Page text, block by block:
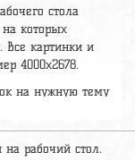
стола
которых
Все картинки и
4000x2678.
на нужную тему
картинок, фото
телефон.
рабочий стол.